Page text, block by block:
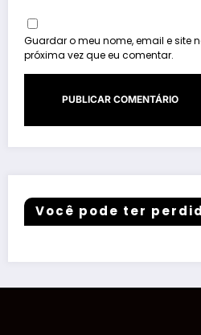
Guardar o meu nome, email e site
próxima vez que eu comentar.
Você pode ter